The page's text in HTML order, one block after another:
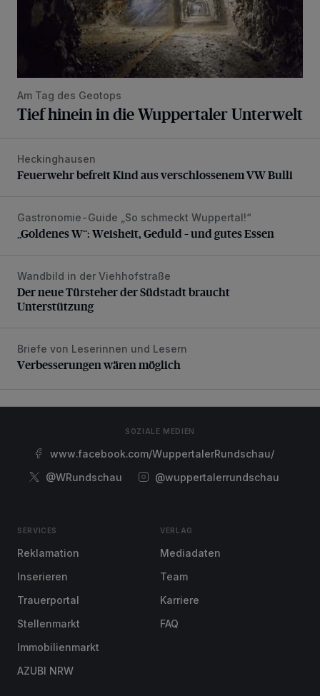
Am Tag des Geotops
Tief hinein in die Wuppertaler Unterwelt
Feuerwehr befreit Kind aus verschlossenem VW Bulli
Heckinghausen
Feuerwehr befreit Kind aus verschlossenem VW Bulli
„Goldenes W“: Weisheit, Geduld – und gutes Essen
Gastronomie-Guide „So schmeckt Wuppertal!“
„Goldenes W“: Weisheit, Geduld – und gutes Essen
Der neue Türsteher der Südstadt braucht Unterstützung
Wandbild in der Viehhofstraße
Der neue Türsteher der Südstadt braucht
Unterstützung
Verbesserungen wären möglich
Briefe von Leserinnen und Lesern
Verbesserungen wären möglich
SOZIALE MEDIEN
www.facebook.com/WuppertalerRundschau/
@WRundschau
@wuppertalerrundschau
SERVICES
Reklamation
Inserieren
Trauerportal
Stellenmarkt
Immobilienmarkt
AZUBI NRW
VERLAG
Mediadaten
Team
Karriere
FAQ